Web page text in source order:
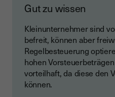
Gut zu wissen
Kleinunternehmer sind
befreit, können aber
Regelbesteuerung
hohen
vorteilhaft, da diese den
können.